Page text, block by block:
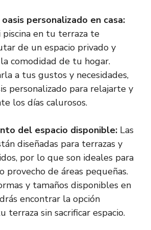
personalizado en casa:
piscina en tu terraza te
de un espacio privado y
comodidad de tu hogar.
a tus gustos y necesidades,
personalizado para relajarte y
los días calurosos.
del espacio disponible: Las
diseñadas para terrazas y
por lo que son ideales para
provecho de áreas pequeñas.
y tamaños disponibles en
encontrar la opción
terraza sin sacrificar espacio.